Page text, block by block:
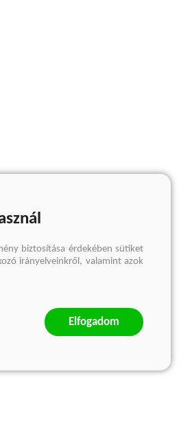
biztosítása érdekében sütiket
irányelveinkről, valamint azok
Elfogadom